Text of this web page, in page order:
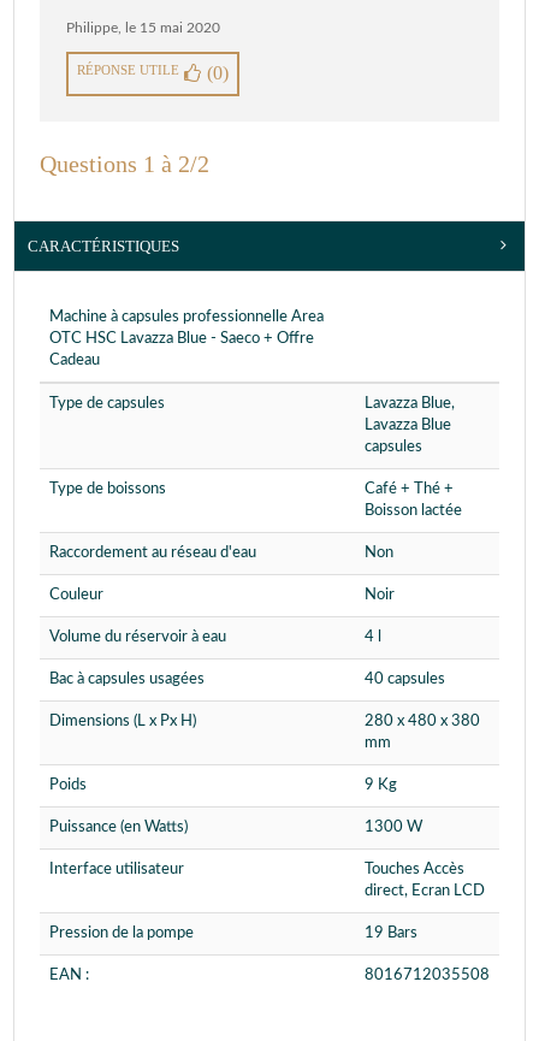
Philippe le 15 mai 2020
RÉPONSE UTILE (0)
Questions 1 à 2/2
CARACTÉRISTIQUES
Machine à capsules professionnelle Area
OTC HSC Lavazza Blue - Saeco + Offre
Cadeau
Type de capsules
Lavazza Blue,
Lavazza Blue
capsules
Type de boissons
Café + Thé +
Boisson lactée
Raccordement au réseau d'eau Non
Couleur Noir
Volume du réservoir à eau 4 l
Bac à capsules usagées 40 capsules
Dimensions (L x Px H)
280 x 480 x 380
mm
Poids 9 Kg
Puissance (en Watts) 1300 W
Interface utilisateur
Touches Accès
direct, Ecran LCD
Pression de la pompe 19 Bars
EAN : 8016712035508